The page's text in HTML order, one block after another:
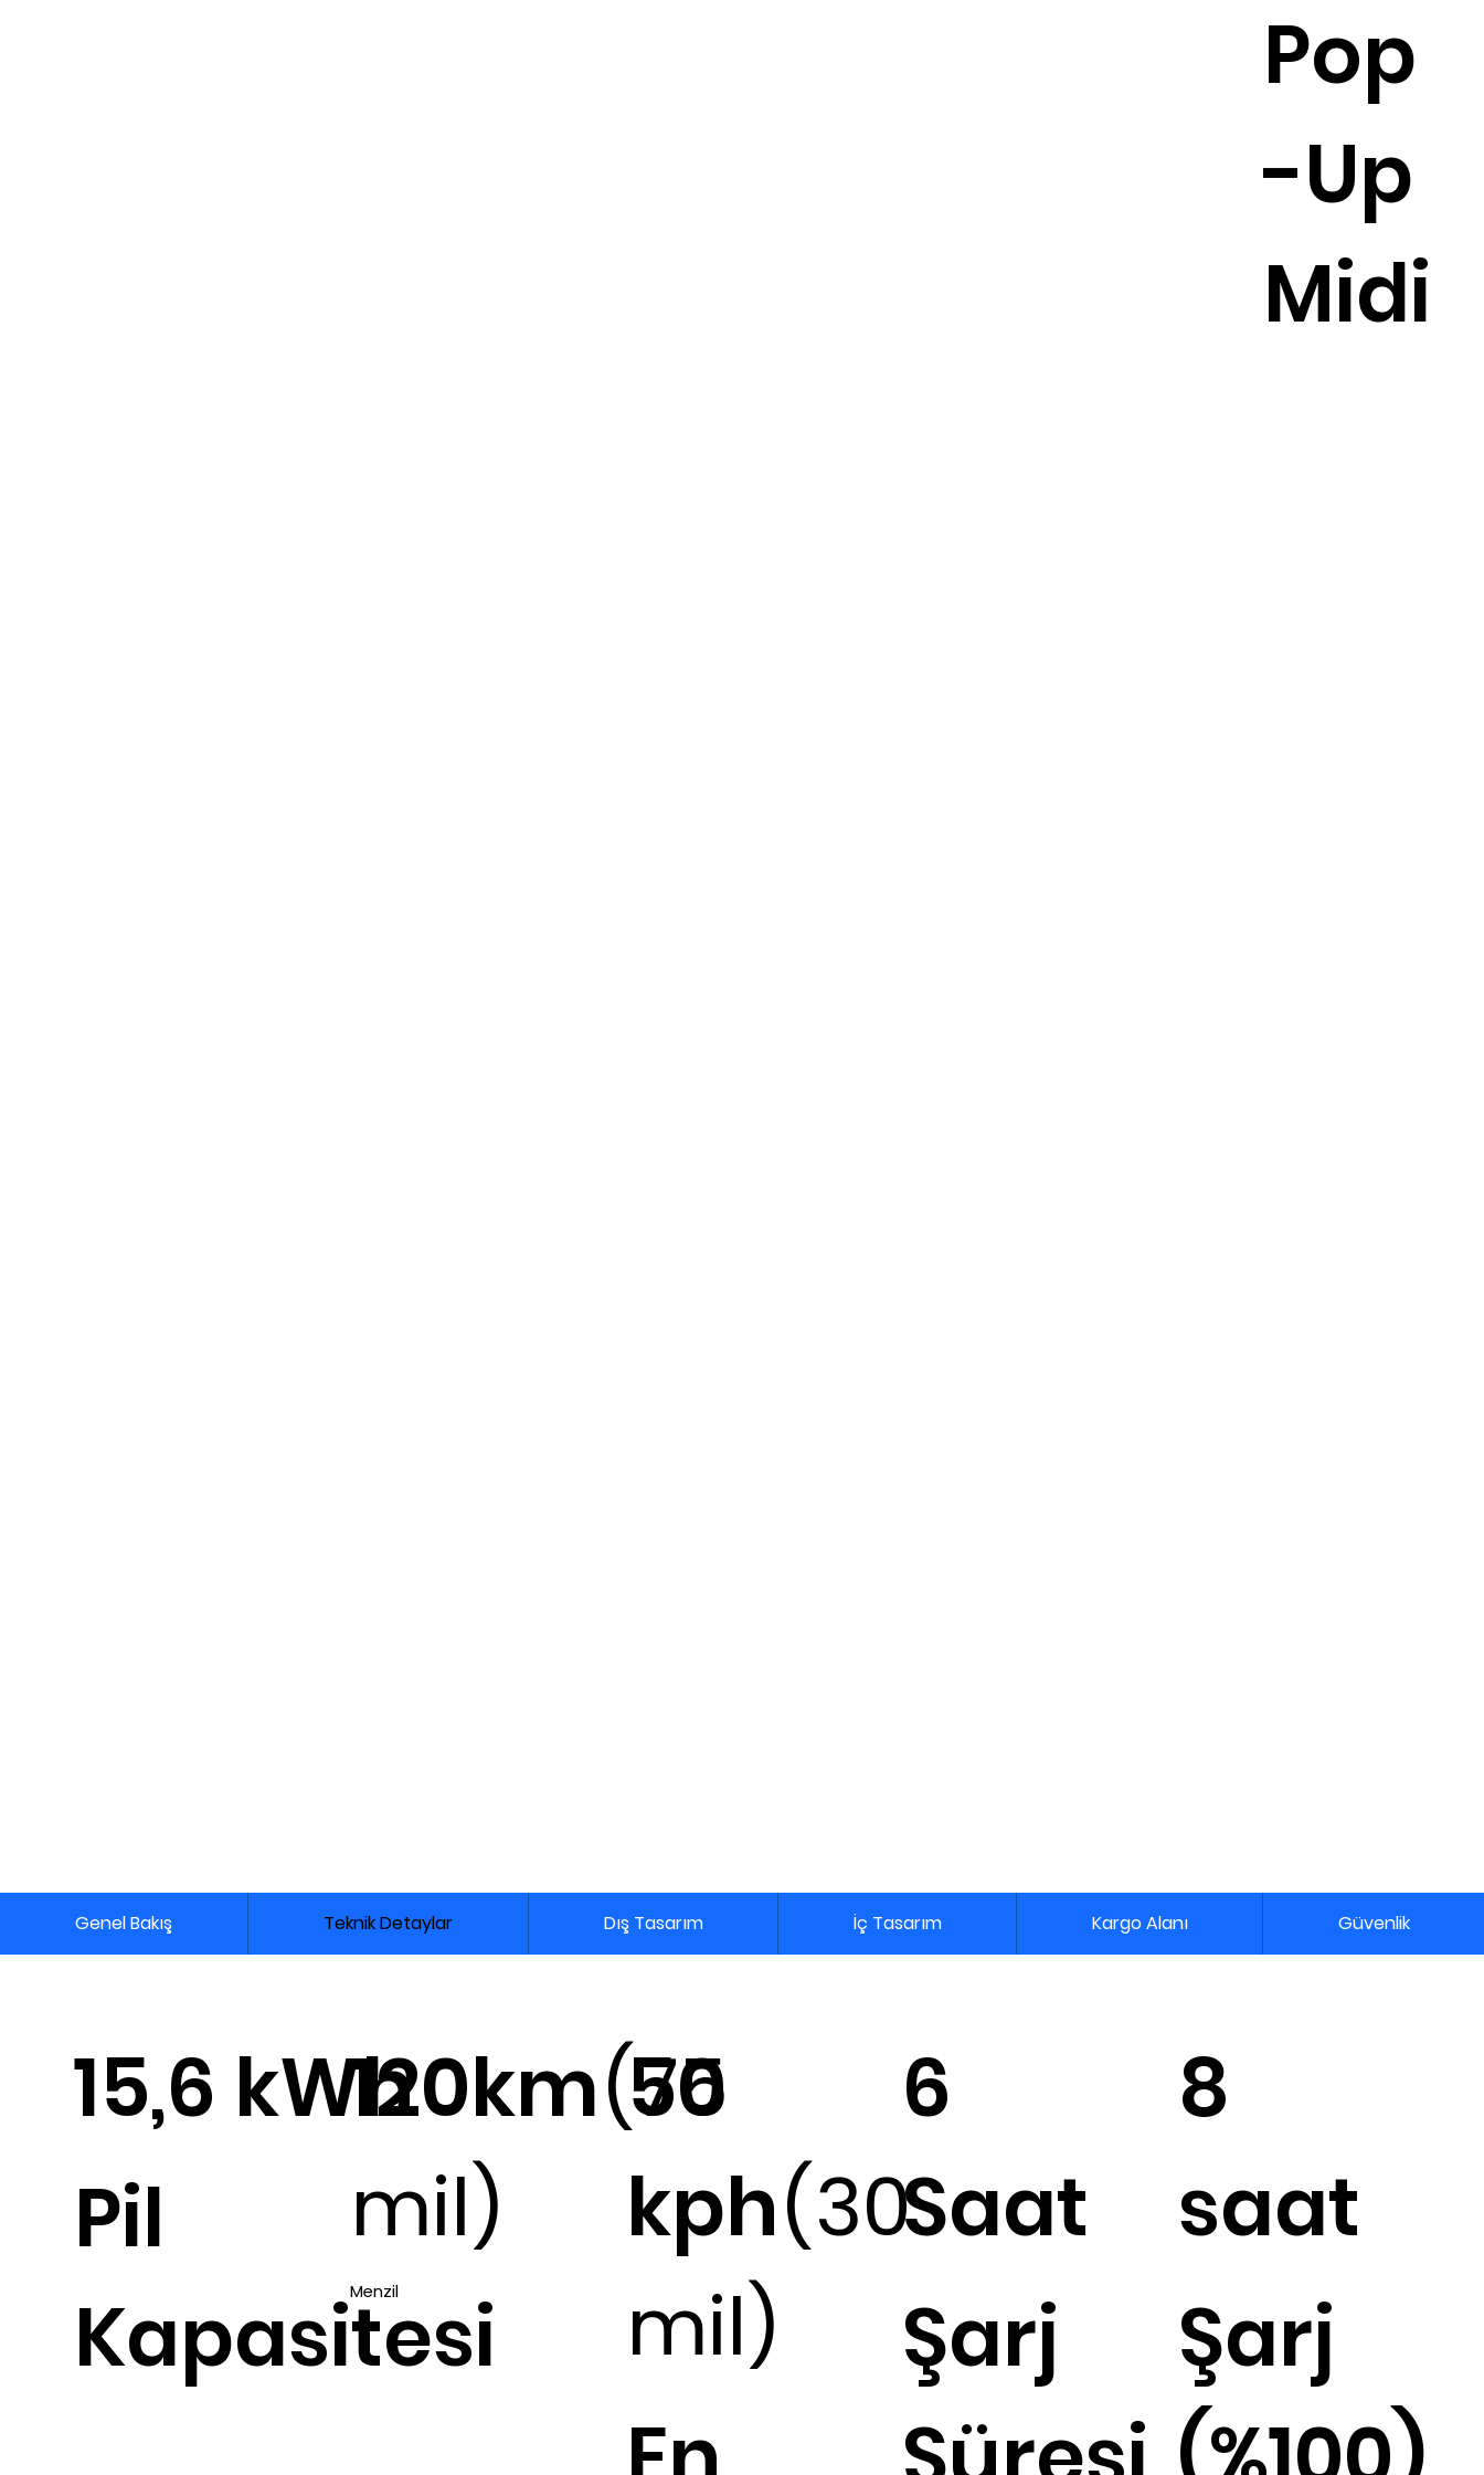
Genel Bakış Teknik Detaylar Dış Tasarım İç Tasarım Kargo Alanı Güvenlik
15,6 kWh
Pil
Kapasitesi
120km(75
mil)
Menzil
50
kph(30
mil)
6
Saat
Şarj
8
saat
Şarj
Pop
-Up
Midi